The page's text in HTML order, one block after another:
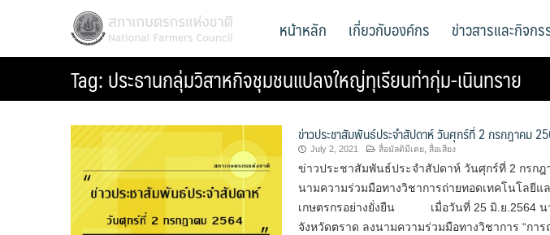
สภาเกษตรกรแห่งชาติ
National Farmers Council หน้าหลัก เกี่ยวกับองค์กร ข่าวสารและกิจก
Tag:ประธานกลุ่มวิสาหกิจชุมชนแปลงใหญ่ทุเรียนท่ากุ่ม-เนินทราย
ข่าวประชาสัมพันธ์ประจำสัปดาห์ วันศุกร์ที่ 2 กรกฎาคม
July 2, 2021 สื่อมัลติมีเดย, สื่อเสียง
ข่าวประชาสัมพันธ์ประจำสัปดาห์ วันศุกร์ที่ 2 กรก
นามความร่วมมือทางวิชาการถ่ายทอดเทคโนโลยี
เกษตรกรอย่างยั่งยืน เมื่อวันที่ 25 มิ.ย.2564 นา
จังหวัดตราด ลงนามความร่วมมือทางวิชาการ “กา